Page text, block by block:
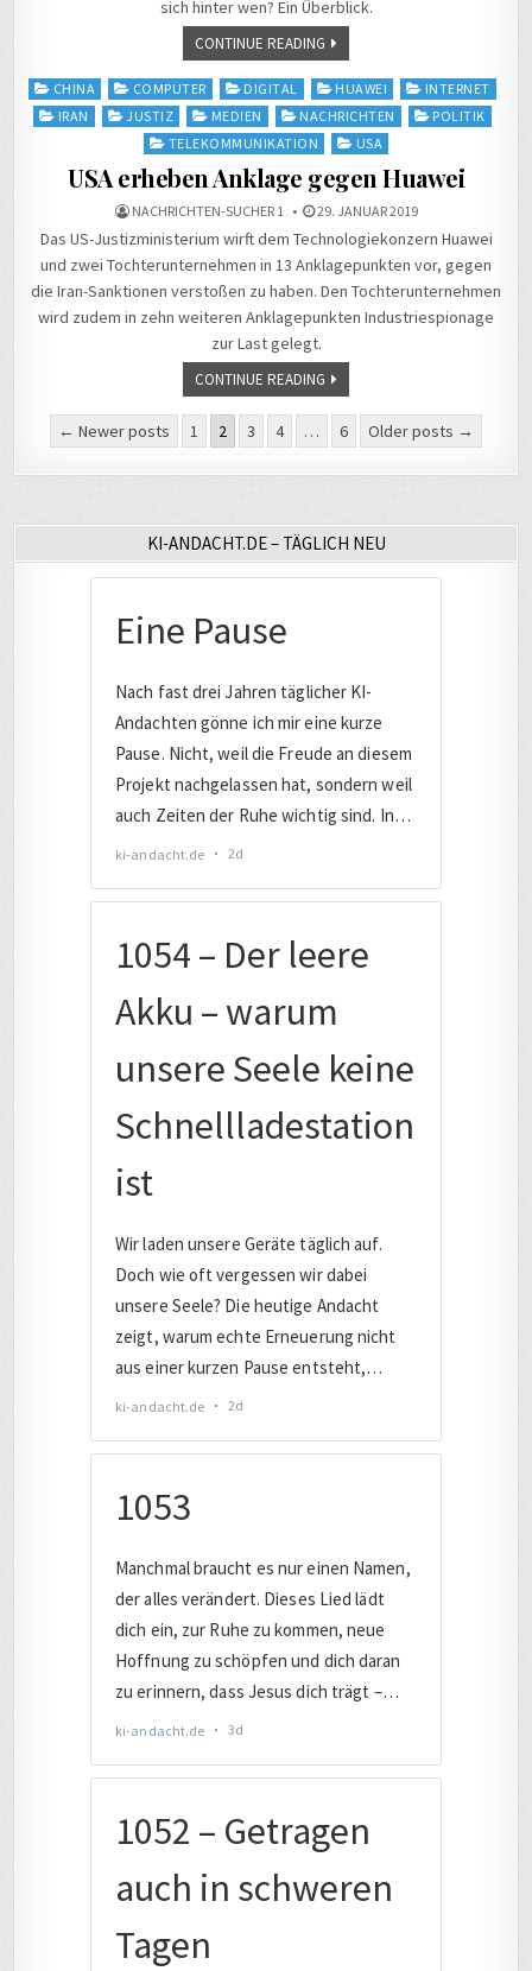
sich hinter wen? Ein Überblick.
CONTINUE READING
Posted
in
CHINA COMPUTER DIGITAL HUAWEI
INTERNET
IRAN
JUSTIZ MEDIEN NACHRICHTEN
POLITIK
TELEKOMMUNIKATION
USA
USA erheben Anklage gegen Huawei
NACHRICHTEN-SUCHER 1 29. JANUAR 2019
Das US-Justizministerium wirft dem Technologiekonzern Huawei
und zwei Tochterunternehmen in 13 Anklagepunkten vor, gegen
die Iran-Sanktionen verstoßen zu haben. Den Tochterunternehmen
wird zudem in zehn weiteren Anklagepunkten Industriespionage
zur Last gelegt.
CONTINUE READING
Seitennummerierung
der
← Newer posts 1 2 3 4 … 6 Older posts →
KI-ANDACHT.DE – TÄGLICH NEU